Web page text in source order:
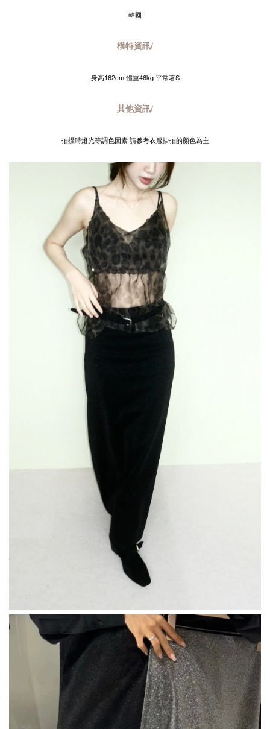
韓國
模特資訊/
身高162cm 體重46kg 平常著S
其他資訊/
拍攝時燈光等調色因素 請參考衣服掛拍的顏色為主